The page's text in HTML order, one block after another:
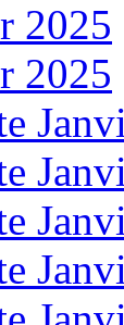
2025
2025